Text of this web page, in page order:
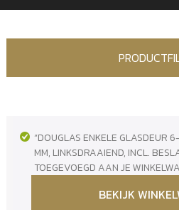
“DOUGLAS ENKELE
MM, LINKSDRAAIEND, INCL.
TOEGEVOEGD AAN JE
BEKIJK